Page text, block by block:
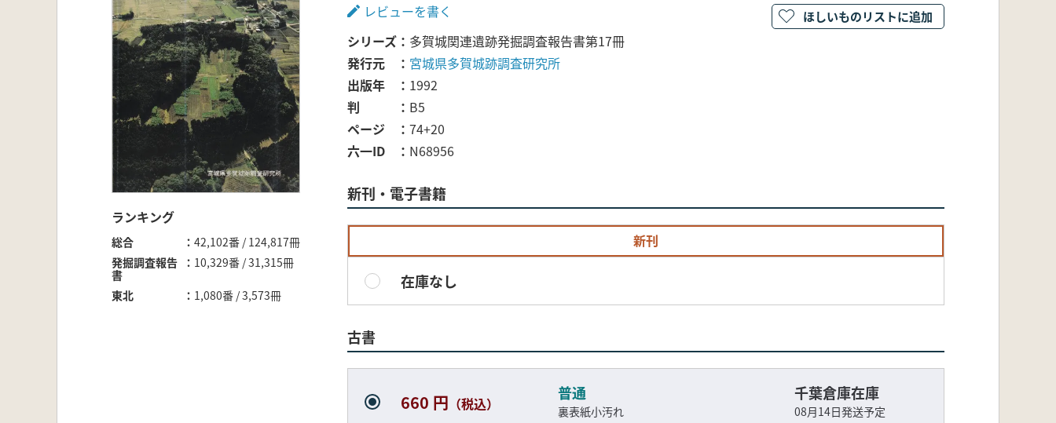
ランキング
総合
42,102番 / 124,817冊
発掘調査報告
書
10,329番 / 31,315冊
東北 1,080番 / 3,573冊
レビューを書く
シリーズ
多賀城関連遺跡発掘調査報告書第17冊
発行元
宮城県多賀城跡調査研究所
出版年
1992
判
B5
ページ
74+20
六一ID
N68956
新刊・電子書籍
新刊
在庫なし
古書
660 円 （税込）
普通
裏表紙小汚れ
千葉倉庫在庫
08月14日発送予定
ほしいものリストに追加